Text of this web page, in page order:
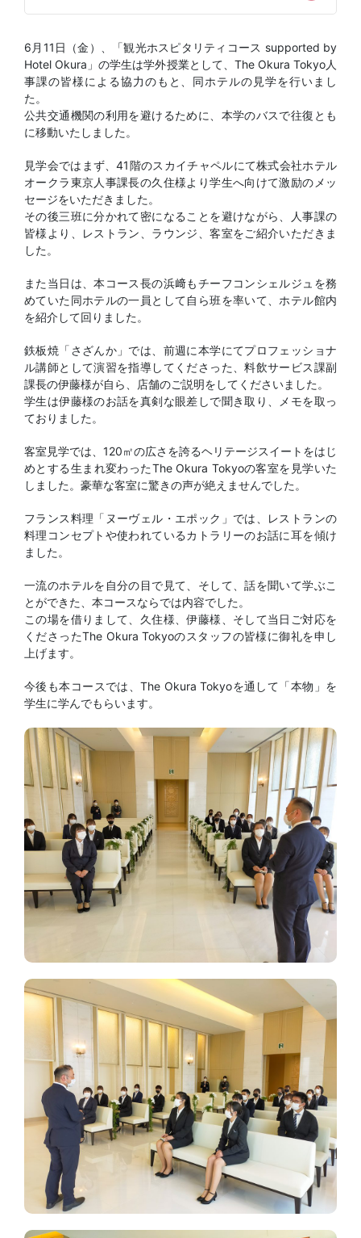
6月11日（金）、「観光ホスピタリティコース supported by
Hotel Okura」の学生は学外授業として、The Okura Tokyo人
事課の皆様による協力のもと、同ホテルの見学を行いまし
た。
公共交通機関の利用を避けるために、本学のバスで往復とも
に移動いたしました。
見学会ではまず、41階のスカイチャペルにて株式会社ホテル
オークラ東京人事課長の久住様より学生へ向けて激励のメッ
セージをいただきました。
その後三班に分かれて密になることを避けながら、人事課の
皆様より、レストラン、ラウンジ、客室をご紹介いただきま
した。
また当日は、本コース長の浜﨑もチーフコンシェルジュを務
めていた同ホテルの一員として自ら班を率いて、ホテル館内
を紹介して回りました。
鉄板焼「さざんか」では、前週に本学にてプロフェッショナ
ル講師として演習を指導してくださった、料飲サービス課副
課長の伊藤様が自ら、店舗のご説明をしてくださいました。
学生は伊藤様のお話を真剣な眼差しで聞き取り、メモを取っ
ておりました。
客室見学では、120㎡の広さを誇るヘリテージスイートをはじ
めとする生まれ変わったThe Okura Tokyoの客室を見学いた
しました。豪華な客室に驚きの声が絶えませんでした。
フランス料理「ヌーヴェル・エポック」では、レストランの
料理コンセプトや使われているカトラリーのお話に耳を傾け
ました。
一流のホテルを自分の目で見て、そして、話を聞いて学ぶこ
とができた、本コースならでは内容でした。
この場を借りまして、久住様、伊藤様、そして当日ご対応を
くださったThe Okura Tokyoのスタッフの皆様に御礼を申し
上げます。
今後も本コースでは、The Okura Tokyoを通して「本物」を
学生に学んでもらいます。